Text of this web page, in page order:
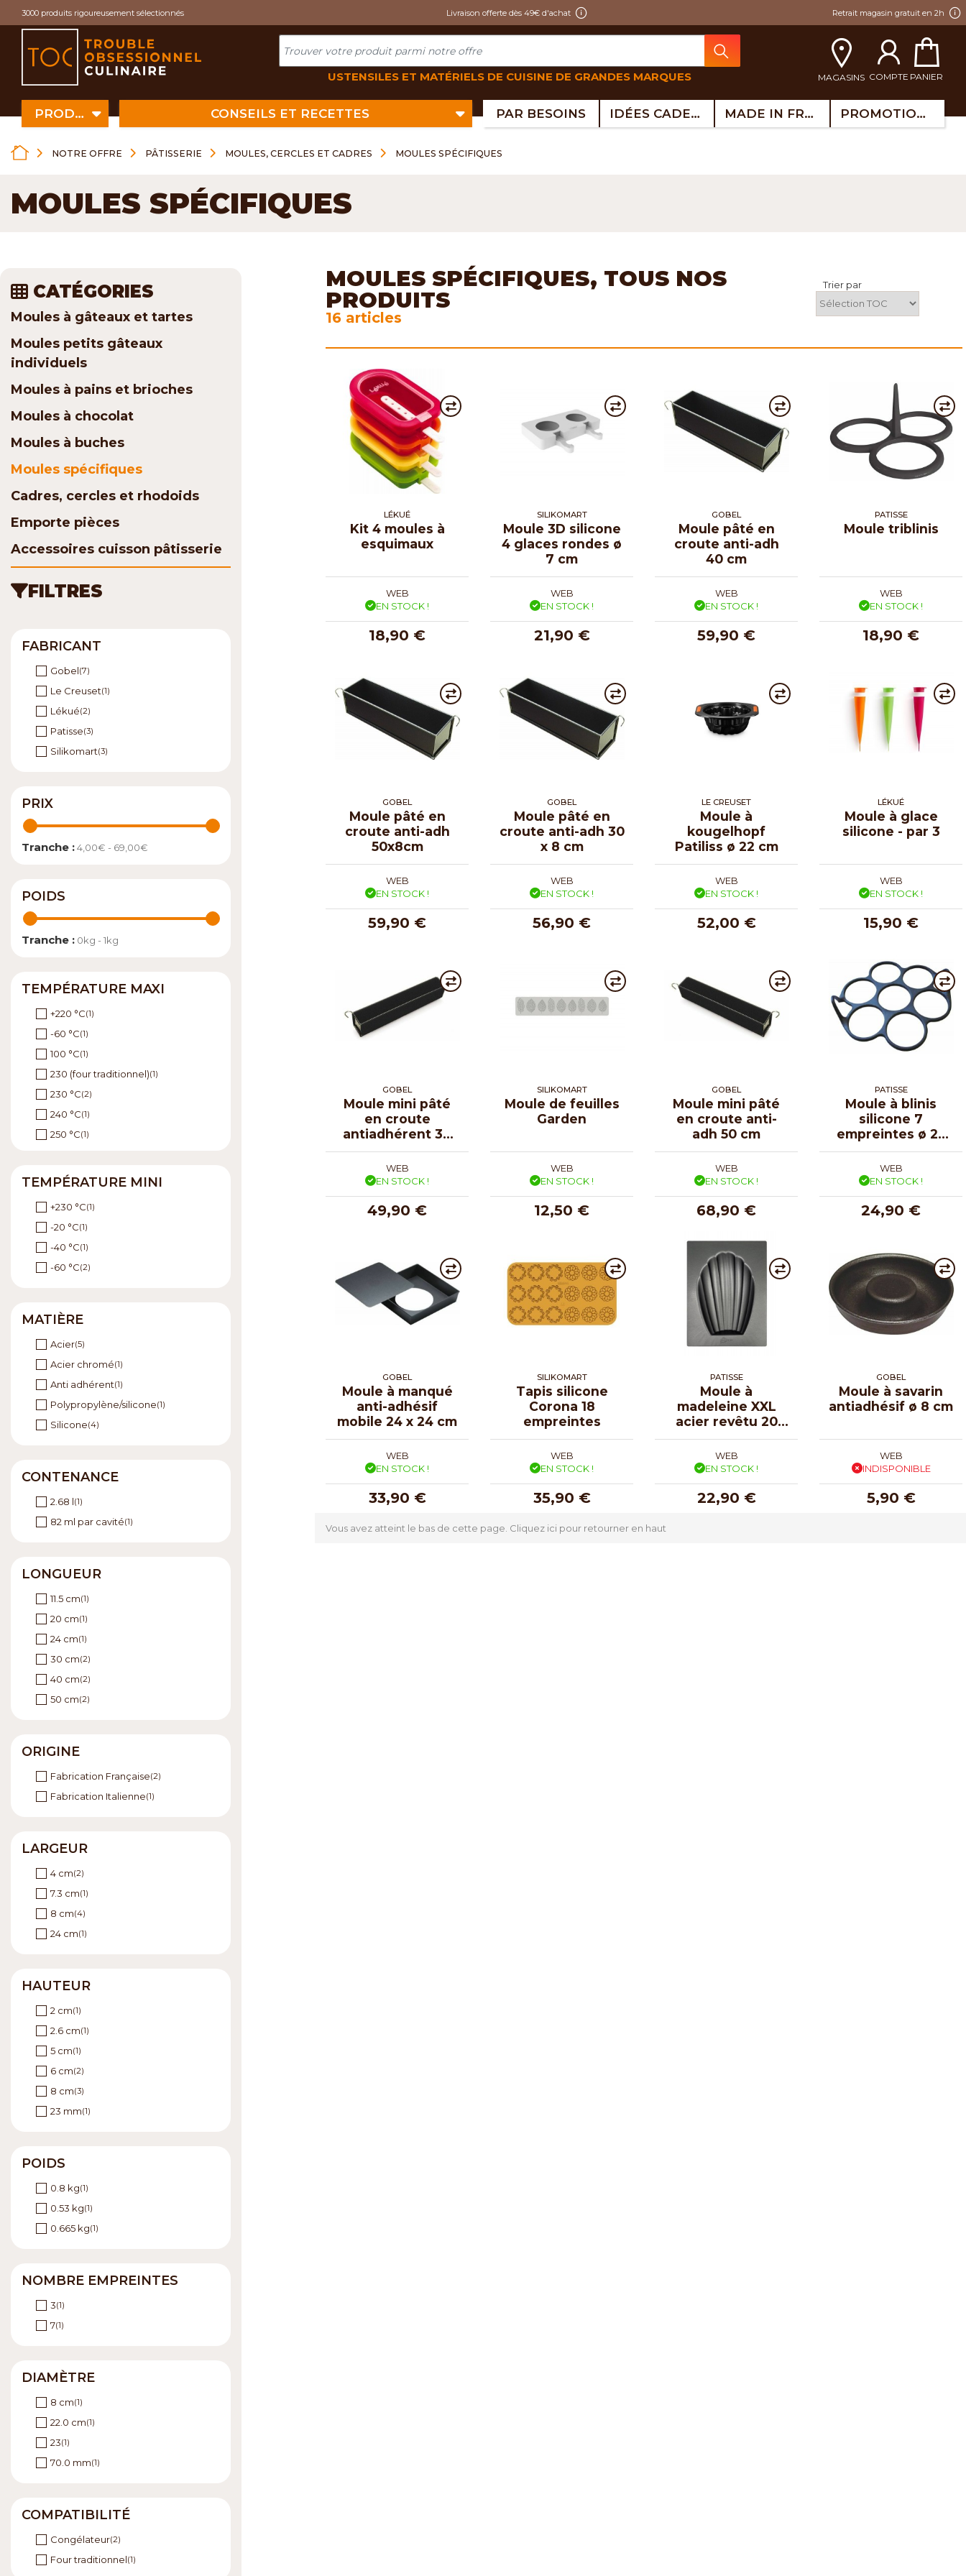
3000 produits rigoureusement sélectionnés Livraison offerte dès 49€ d'achat Retrait magasin gratuit en 2h
USTENSILES ET MATÉRIELS DE CUISINE DE GRANDES MARQUES MAGASINS COMPTE PANIER
PRODUITS CONSEILS ET RECETTES PAR BESOINS IDÉES CADEAUX MADE IN FRANCE PROMOTIONS
NOTRE OFFRE PÂTISSERIE MOULES, CERCLES ET CADRES MOULES SPÉCIFIQUES
MOULES SPÉCIFIQUES
CATÉGORIES
Moules à gâteaux et tartes
Moules petits gâteaux
individuels
Moules à pains et brioches
Moules à chocolat
Moules à buches
Moules spécifiques
Cadres, cercles et rhodoids
Emporte pièces
Accessoires cuisson pâtisserie
FILTRES
FABRICANT
Gobel(7)
Le Creuset(1)
Lékué(2)
Patisse(3)
Silikomart(3)
PRIX
Tranche :4,00€ - 69,00€
POIDS
Tranche : 0kg - 1kg
TEMPÉRATURE MAXI
+220 °C(1)
-60 °C(1)
100 °C(1)
230 (four traditionnel)(1)
230 °C(2)
240 °C(1)
250 °C(1)
TEMPÉRATURE MINI
+230 °C(1)
-20 °C(1)
-40 °C(1)
-60 °C(2)
MATIÈRE
Acier(5)
Acier chromé(1)
Anti adhérent(1)
Polypropylène/silicone(1)
Silicone(4)
CONTENANCE
2.68 l(1)
82 ml par cavité(1)
LONGUEUR
11.5 cm(1)
20 cm(1)
24 cm(1)
30 cm(2)
40 cm(2)
50 cm(2)
ORIGINE
Fabrication Française(2)
Fabrication Italienne(1)
LARGEUR
4 cm(2)
7.3 cm(1)
8 cm(4)
24 cm(1)
HAUTEUR
2 cm(1)
2.6 cm(1)
5 cm(1)
6 cm(2)
8 cm(3)
23 mm(1)
POIDS
0.8 kg(1)
0.53 kg(1)
0.665 kg(1)
NOMBRE EMPREINTES
3(1)
7(1)
DIAMÈTRE
8 cm(1)
22.0 cm(1)
23(1)
70.0 mm(1)
COMPATIBILITÉ
Congélateur(2)
Four traditionnel(1)
MOULES SPÉCIFIQUES, TOUS NOS
PRODUITS
16 articles
Trier par
LÉKUÉ
Kit 4 moules à
esquimaux
WEB
EN STOCK !
18,90 €
SILIKOMART
Moule 3D silicone
4 glaces rondes ø
7 cm
WEB
EN STOCK !
21,90 €
GOBEL
Moule pâté en
croute anti-adh
40 cm
WEB
EN STOCK !
59,90 €
PATISSE
Moule triblinis
WEB
EN STOCK !
18,90 €
GOBEL
Moule pâté en
croute anti-adh
50x8cm
WEB
EN STOCK !
59,90 €
GOBEL
Moule pâté en
croute anti-adh 30
x 8 cm
WEB
EN STOCK !
56,90 €
LE CREUSET
Moule à
kougelhopf
Patiliss ø 22 cm
WEB
EN STOCK !
52,00 €
LÉKUÉ
Moule à glace
silicone - par 3
WEB
EN STOCK !
15,90 €
GOBEL
Moule mini pâté
en croute
antiadhérent 30
cm
WEB
EN STOCK !
49,90 €
SILIKOMART
Moule de feuilles
Garden
WEB
EN STOCK !
12,50 €
GOBEL
Moule mini pâté
en croute anti-
adh 50 cm
WEB
EN STOCK !
68,90 €
PATISSE
Moule à blinis
silicone 7
empreintes ø 23
cm
WEB
EN STOCK !
24,90 €
GOBEL
Moule à manqué
anti-adhésif
mobile 24 x 24 cm
WEB
EN STOCK !
33,90 €
SILIKOMART
Tapis silicone
Corona 18
empreintes
WEB
EN STOCK !
35,90 €
PATISSE
Moule à
madeleine XXL
acier revêtu 20
cm
WEB
EN STOCK !
22,90 €
GOBEL
Moule à savarin
antiadhésif ø 8 cm
WEB
INDISPONIBLE
5,90 €
Vous avez atteint le bas de cette page. Cliquez ici pour retourner en haut